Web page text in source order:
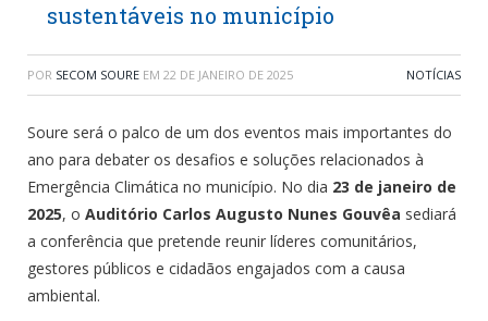
sustentáveis no município
POR SECOM SOURE EM 22 DE JANEIRO DE 2025 NOTÍCIAS
Soure será o palco de um dos eventos mais importantes do
ano para debater os desafios e soluções relacionados à
Emergência Climática no município. No dia 23 de janeiro de
2025, o Auditório Carlos Augusto Nunes Gouvêa sediará
a conferência que pretende reunir líderes comunitários,
gestores públicos e cidadãos engajados com a causa
ambiental.